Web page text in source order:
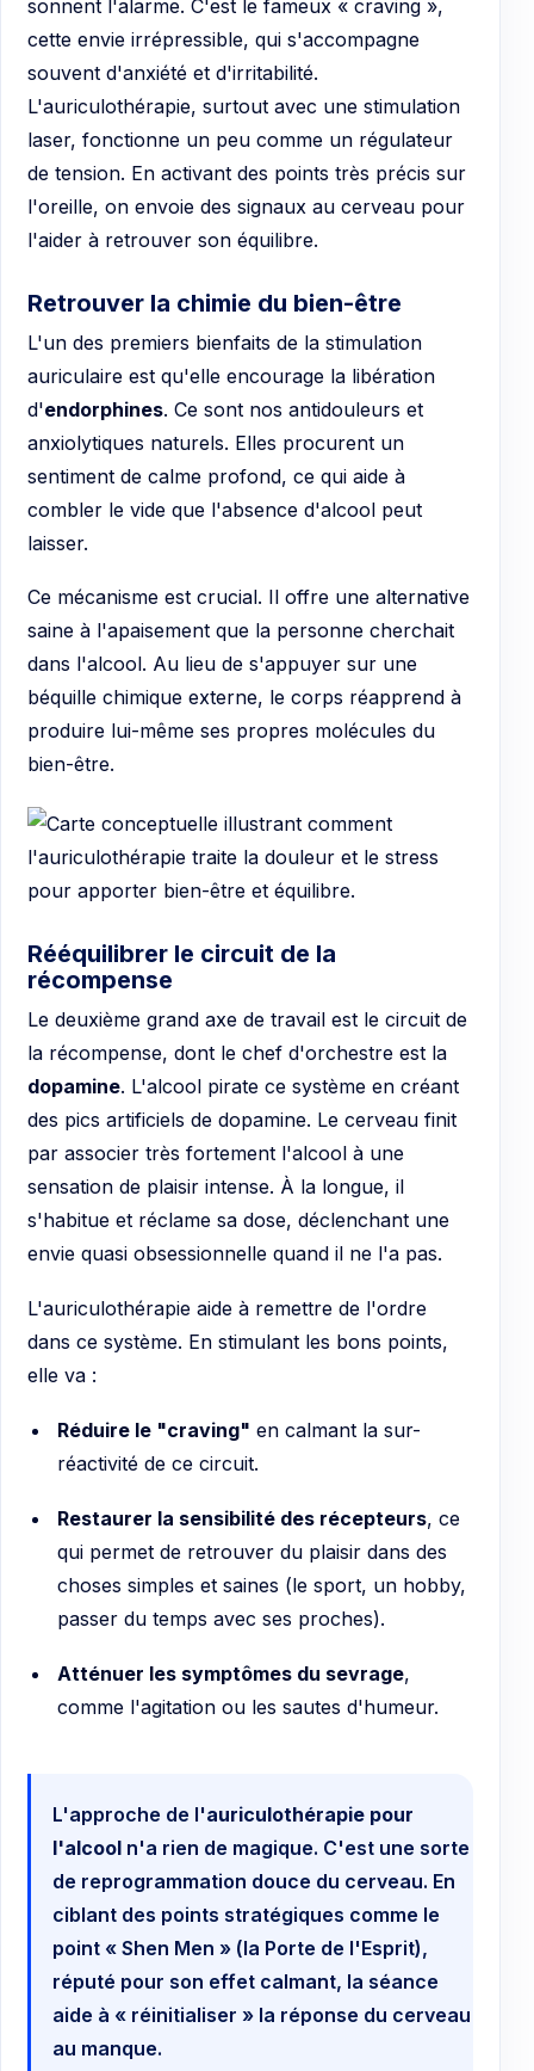
sonnent l'alarme. C'est le fameux « craving »,
cette envie irrépressible, qui s'accompagne
souvent d'anxiété et d'irritabilité.
L'auriculothérapie, surtout avec une stimulation
laser, fonctionne un peu comme un régulateur
de tension. En activant des points très précis sur
l'oreille, on envoie des signaux au cerveau pour
l'aider à retrouver son équilibre.
Retrouver la chimie du bien-être
L'un des premiers bienfaits de la stimulation
auriculaire est qu'elle encourage la libération
d'endorphines. Ce sont nos antidouleurs et
anxiolytiques naturels. Elles procurent un
sentiment de calme profond, ce qui aide à
combler le vide que l'absence d'alcool peut
laisser.
Ce mécanisme est crucial. Il offre une alternative
saine à l'apaisement que la personne cherchait
dans l'alcool. Au lieu de s'appuyer sur une
béquille chimique externe, le corps réapprend à
produire lui-même ses propres molécules du
bien-être.
Rééquilibrer le circuit de la
récompense
Le deuxième grand axe de travail est le circuit de
la récompense, dont le chef d'orchestre est la
dopamine. L'alcool pirate ce système en créant
des pics artificiels de dopamine. Le cerveau finit
par associer très fortement l'alcool à une
sensation de plaisir intense. À la longue, il
s'habitue et réclame sa dose, déclenchant une
envie quasi obsessionnelle quand il ne l'a pas.
L'auriculothérapie aide à remettre de l'ordre
dans ce système. En stimulant les bons points,
elle va :
Réduire le "craving" en calmant la sur-
réactivité de ce circuit.
Restaurer la sensibilité des récepteurs, ce
qui permet de retrouver du plaisir dans des
choses simples et saines (le sport, un hobby,
passer du temps avec ses proches).
Atténuer les symptômes du sevrage,
comme l'agitation ou les sautes d'humeur.
L'approche de l'auriculothérapie pour
l'alcool n'a rien de magique. C'est une sorte
de reprogrammation douce du cerveau. En
ciblant des points stratégiques comme le
point « Shen Men » (la Porte de l'Esprit),
réputé pour son effet calmant, la séance
aide à « réinitialiser » la réponse du cerveau
au manque.